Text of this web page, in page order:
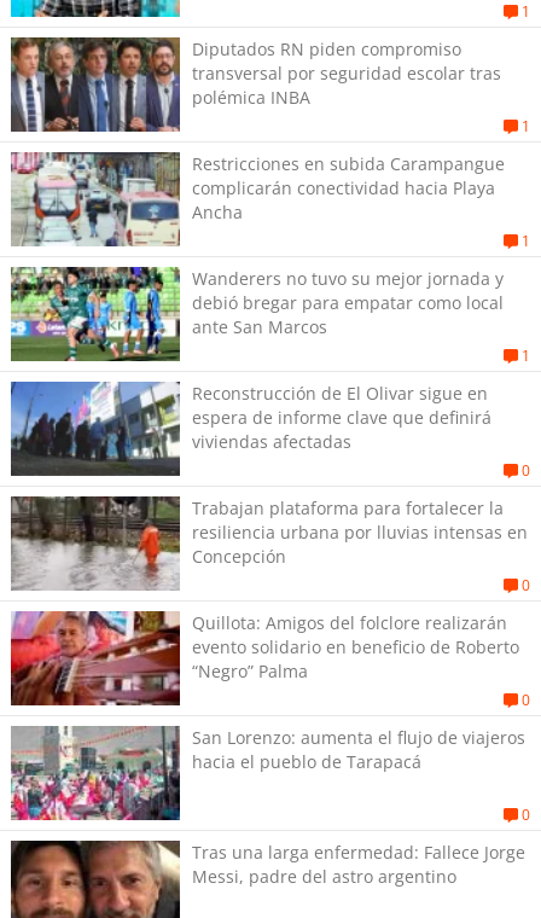
1
Diputados RN piden compromiso
transversal por seguridad escolar tras
polémica INBA
1
Restricciones en subida Carampangue
complicarán conectividad hacia Playa
Ancha
1
Wanderers no tuvo su mejor jornada y
debió bregar para empatar como local
ante San Marcos
1
Reconstrucción de El Olivar sigue en
espera de informe clave que definirá
viviendas afectadas
0
Trabajan plataforma para fortalecer la
resiliencia urbana por lluvias intensas en
Concepción
0
Quillota: Amigos del folclore realizarán
evento solidario en beneficio de Roberto
“Negro” Palma
0
San Lorenzo: aumenta el flujo de viajeros
hacia el pueblo de Tarapacá
0
Tras una larga enfermedad: Fallece Jorge
Messi, padre del astro argentino